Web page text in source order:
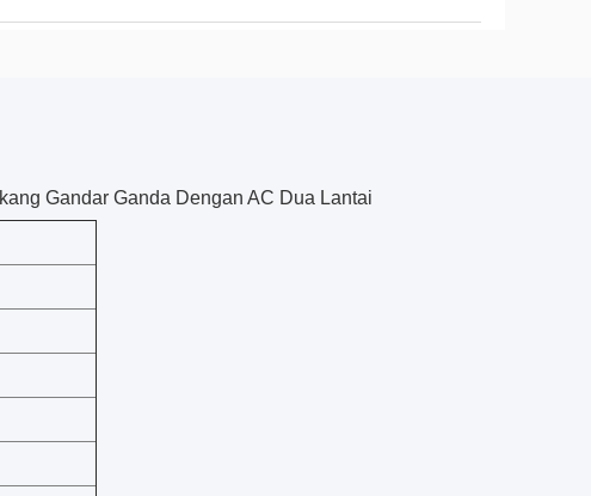
Gandar Ganda Dengan AC Dua Lantai